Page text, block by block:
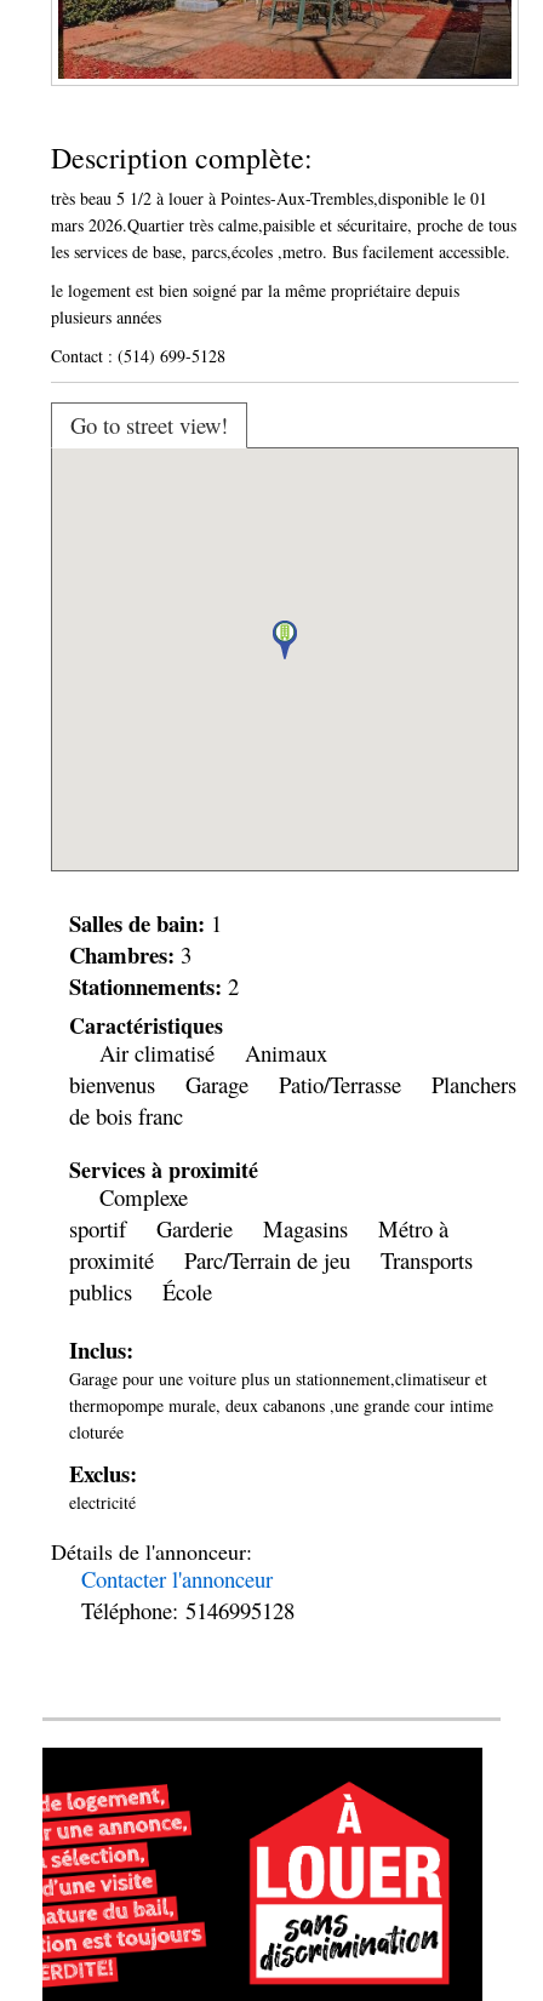
Description complète:
très beau 5 1/2 à louer à Pointes-Aux-Trembles,disponible le 01
mars 2026.Quartier très calme,paisible et sécuritaire, proche de tous
les services de base, parcs,écoles ,metro. Bus facilement accessible.
le logement est bien soigné par la même propriétaire depuis
plusieurs années
Contact : (514) 699-5128
Go to street view!
Salles de bain: 1
Chambres: 3
Stationnements: 2
Caractéristiques
Air climatisé
Animaux
bienvenus
Garage Patio/Terrasse
Planchers
de bois franc
Services à proximité
Complexe
sportif
Garderie Magasins
Métro à
proximité
Parc/Terrain de jeu
Transports
publics
École
Inclus:
Garage pour une voiture plus un stationnement,climatiseur et
thermopompe murale, deux cabanons ,une grande cour intime
cloturée
Exclus:
electricité
Détails de l'annonceur:
Contacter l'annonceur
Téléphone: 5146995128